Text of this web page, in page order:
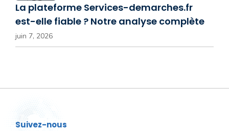
La plateforme Services-demarches.fr
est-elle fiable ? Notre analyse complète
juin 7, 2026
Suivez-nous